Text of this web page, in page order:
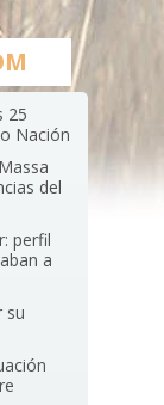
25
Nación
del
perfil
a
su